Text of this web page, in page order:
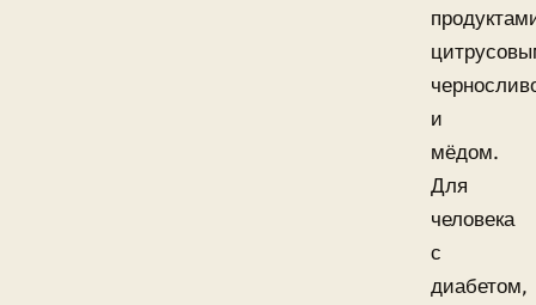
и
мёдом.
Для
человека
с
диабетом,